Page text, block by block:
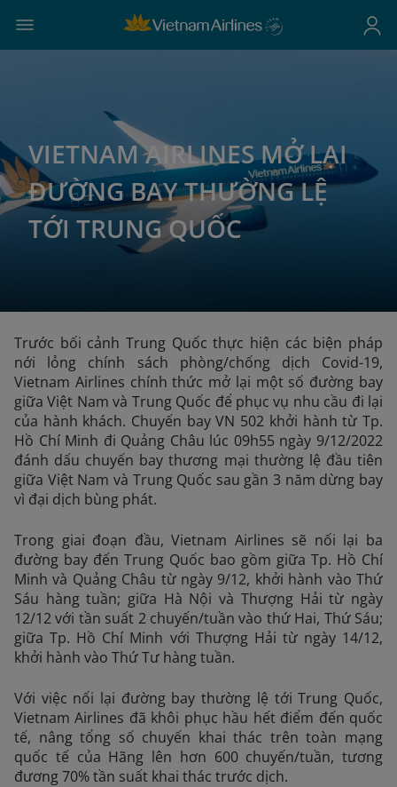
VIETNAM AIRLINES MỞ LẠI
ĐƯỜNG BAY THƯỜNG LỆ
TỚI TRUNG QUỐC
Trước bối cảnh Trung Quốc thực hiện các biện pháp
nới lỏng chính sách phòng/chống dịch Covid-19,
Vietnam Airlines chính thức mở lại một số đường bay
giữa Việt Nam và Trung Quốc để phục vụ nhu cầu đi lại
của hành khách. Chuyến bay VN 502 khởi hành từ Tp.
Hồ Chí Minh đi Quảng Châu lúc 09h55 ngày 9/12/2022
đánh dấu chuyến bay thương mại thường lệ đầu tiên
giữa Việt Nam và Trung Quốc sau gần 3 năm dừng bay
vì đại dịch bùng phát.
Trong giai đoạn đầu, Vietnam Airlines sẽ nối lại ba
đường bay đến Trung Quốc bao gồm giữa Tp. Hồ Chí
Minh và Quảng Châu từ ngày 9/12, khởi hành vào Thứ
Sáu hàng tuần; giữa Hà Nội và Thượng Hải từ ngày
12/12 với tần suất 2 chuyến/tuần vào thứ Hai, Thứ Sáu;
giữa Tp. Hồ Chí Minh với Thượng Hải từ ngày 14/12,
khởi hành vào Thứ Tư hàng tuần.
Với việc nối lại đường bay thường lệ tới Trung Quốc,
Vietnam Airlines đã khôi phục hầu hết điểm đến quốc
tế, nâng tổng số chuyến khai thác trên toàn mạng
quốc tế của Hãng lên hơn 600 chuyến/tuần, tương
đương 70% tần suất khai thác trước dịch.